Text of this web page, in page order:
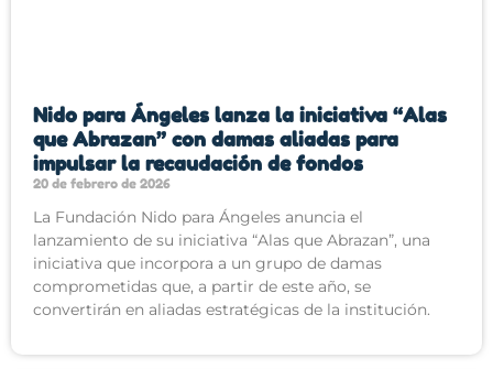
Nido para Ángeles lanza la iniciativa “Alas
que Abrazan” con damas aliadas para
impulsar la recaudación de fondos
20 de febrero de 2026
La Fundación Nido para Ángeles anuncia el
lanzamiento de su iniciativa “Alas que Abrazan”, una
iniciativa que incorpora a un grupo de damas
comprometidas que, a partir de este año, se
convertirán en aliadas estratégicas de la institución.